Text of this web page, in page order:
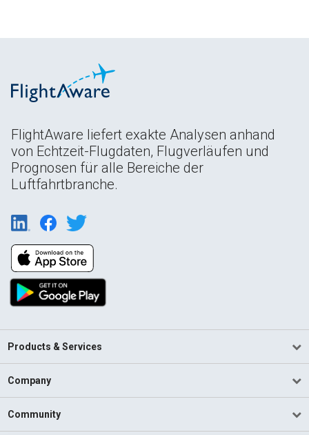
FlightAware liefert exakte Analysen anhand
von Echtzeit-Flugdaten, Flugverläufen und
Prognosen für alle Bereiche der
Luftfahrtbranche.
Products & Services
Company
Community